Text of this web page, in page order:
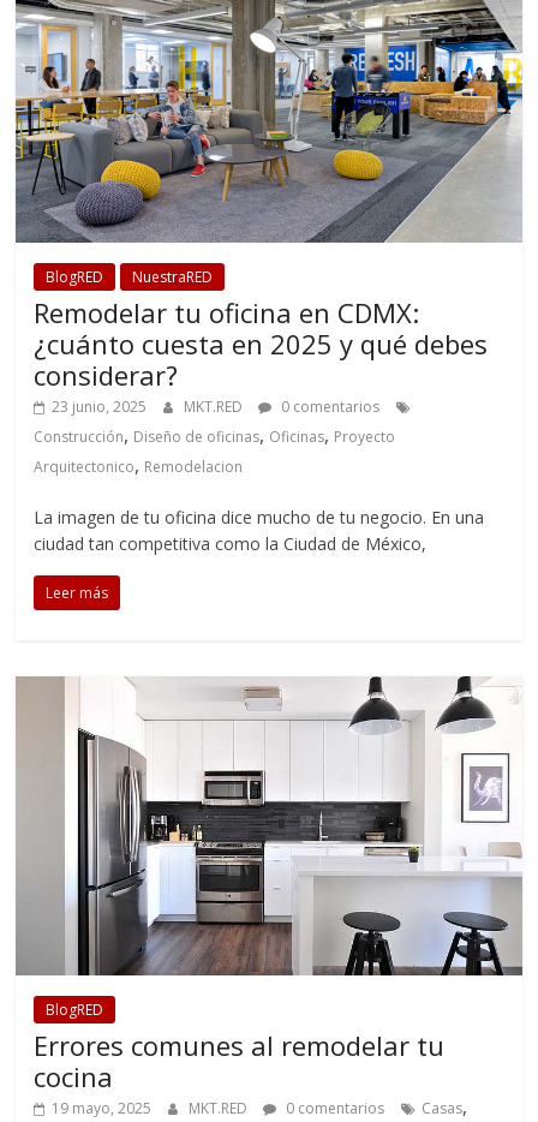
BlogRED NuestraRED
Remodelar tu oficina en CDMX:
¿cuánto cuesta en 2025 y qué debes
considerar?
23 junio, 2025 MKT.RED
0 comentarios
Construcción, Diseño de oficinas, Oficinas, Proyecto
Arquitectonico, Remodelacion
La imagen de tu oficina dice mucho de tu negocio. En una
ciudad tan competitiva como la Ciudad de México,
Leer más
BlogRED
Errores comunes al remodelar tu
cocina
19 mayo, 2025 MKT.RED 0 comentarios Casas,